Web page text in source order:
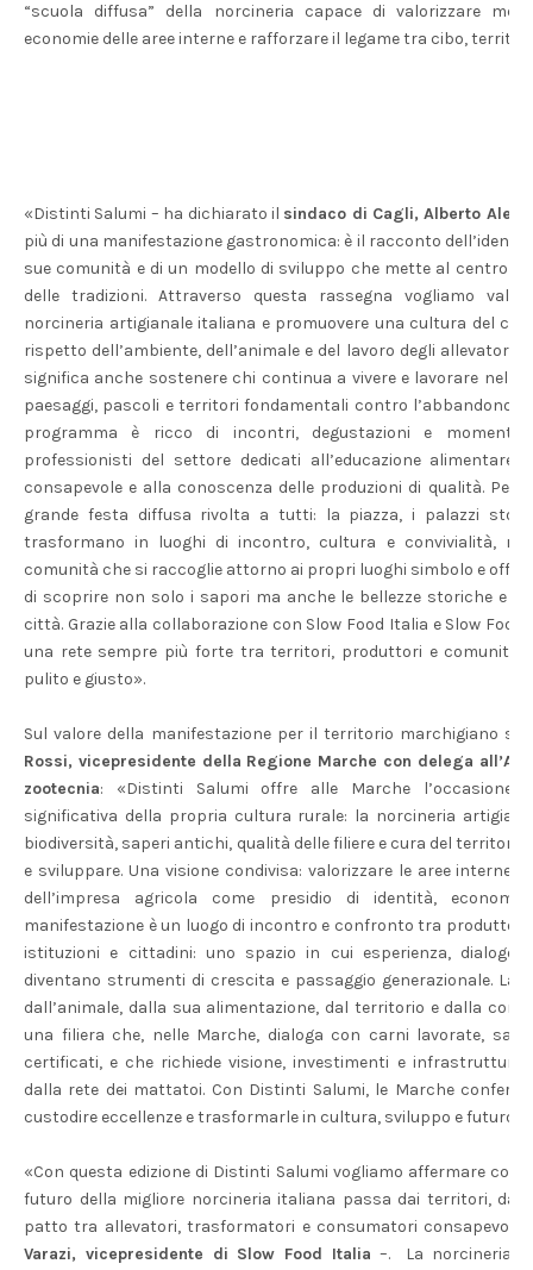
“scuola diffusa” della norcineria capace di valorizzare
economie delle aree interne e rafforzare il legame tra cibo,
«Distinti Salumi – ha dichiarato il sindaco di Cagli, Alberto
più di una manifestazione gastronomica: è il racconto
sue comunità e di un modello di sviluppo che mette al centro
delle tradizioni. Attraverso questa rassegna vogliamo
norcineria artigianale italiana e promuovere una cultura del
rispetto dell’ambiente, dell’animale e del lavoro degli allevatori.
significa anche sostenere chi continua a vivere e lavorare nelle
paesaggi, pascoli e territori fondamentali contro l’abbandono e
programma è ricco di incontri, degustazioni e momenti
professionisti del settore dedicati all’educazione
consapevole e alla conoscenza delle produzioni di qualità. Per
grande festa diffusa rivolta a tutti: la piazza, i palazzi
trasformano in luoghi di incontro, cultura e convivialità,
comunità che si raccoglie attorno ai propri luoghi simbolo e
di scoprire non solo i sapori ma anche le bellezze storiche e
città. Grazie alla collaborazione con Slow Food Italia e Slow
una rete sempre più forte tra territori, produttori e comunità,
pulito e giusto».
Sul valore della manifestazione per il territorio marchigiano si
Rossi, vicepresidente della Regione Marche con delega
zootecnia: «Distinti Salumi offre alle Marche l’occasione
significativa della propria cultura rurale: la norcineria
biodiversità, saperi antichi, qualità delle filiere e cura del
e sviluppare. Una visione condivisa: valorizzare le aree interne,
dell’impresa agricola come presidio di identità,
manifestazione è un luogo di incontro e confronto tra
istituzioni e cittadini: uno spazio in cui esperienza, dialogo
diventano strumenti di crescita e passaggio generazionale. La
dall’animale, dalla sua alimentazione, dal territorio e dalla
una filiera che, nelle Marche, dialoga con carni lavorate,
certificati, e che richiede visione, investimenti e infrastrutture
dalla rete dei mattatoi. Con Distinti Salumi, le Marche
custodire eccellenze e trasformarle in cultura, sviluppo e futuro».
«Con questa edizione di Distinti Salumi vogliamo affermare con
futuro della migliore norcineria italiana passa dai territori,
patto tra allevatori, trasformatori e consumatori consapevoli
Varazi, vicepresidente di Slow Food Italia –. La norcineria